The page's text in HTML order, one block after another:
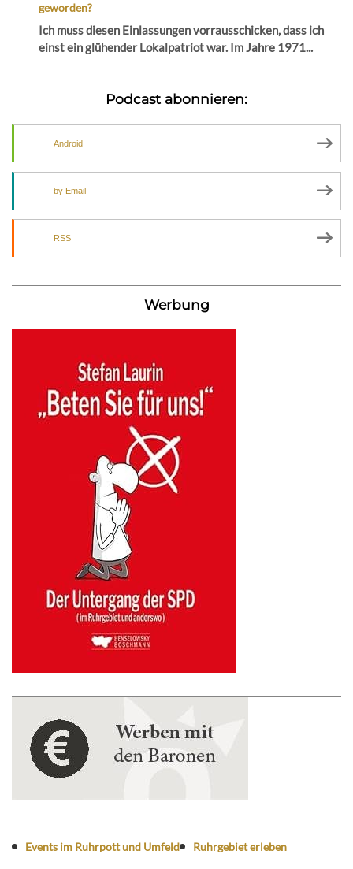
geworden?
Ich muss diesen Einlassungen vorrausschicken, dass ich
einst ein glühender Lokalpatriot war. Im Jahre 1971...
Podcast abonnieren:
Android
by Email
RSS
Werbung
Events im Ruhrpott und Umfeld
Ruhrgebiet erleben